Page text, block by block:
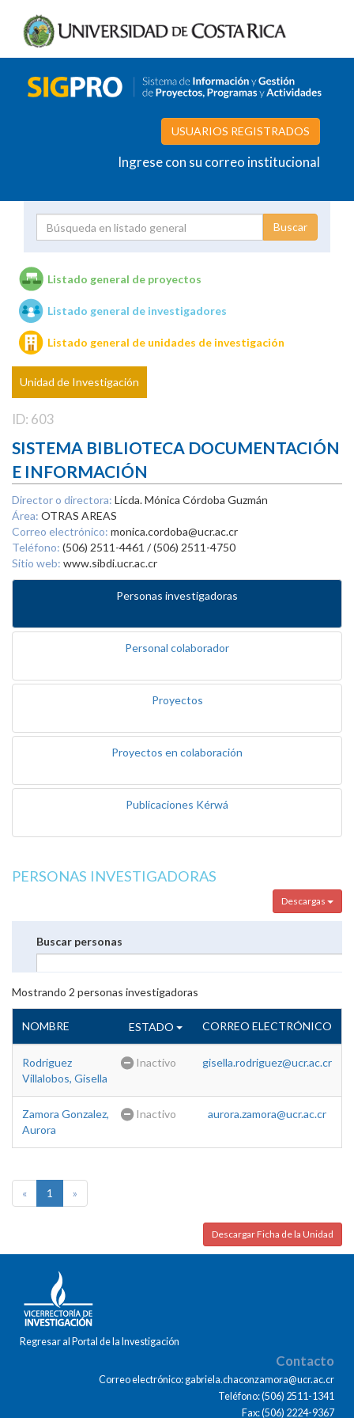
USUARIOS REGISTRADOS
Ingrese con su correo institucional
Unidades de investigación
Listado general de proyectos
Listado general de investigadores
Listado general de unidades de investigación
Unidad de Investigación
ID: 603
SISTEMA BIBLIOTECA DOCUMENTACIÓN
E INFORMACIÓN
Director o directora: Licda. Mónica Córdoba Guzmán
Área: OTRAS AREAS
Correo electrónico: monica.cordoba@ucr.ac.cr
Teléfono: (506) 2511-4461 / (506) 2511-4750
Sitio web: www.sibdi.ucr.ac.cr
Personas investigadoras
Personal colaborador
Proyectos
Proyectos en colaboración
Publicaciones Kérwá
PERSONAS INVESTIGADORAS
Descargas
Buscar personas
Mostrando 2 personas investigadoras
NOMBRE ESTADO CORREO ELECTRÓNICO
Rodriguez
Villalobos, Gisella
Inactivo gisella.rodriguez@ucr.ac.cr
Zamora Gonzalez,
Aurora
Inactivo aurora.zamora@ucr.ac.cr
« 1 »
Descargar Ficha de la Unidad
Regresar al Portal de la Investigación
Contacto
Correo electrónico: gabriela.chaconzamora@ucr.ac.cr
Teléfono: (506) 2511-1341
Fax: (506) 2224-9367